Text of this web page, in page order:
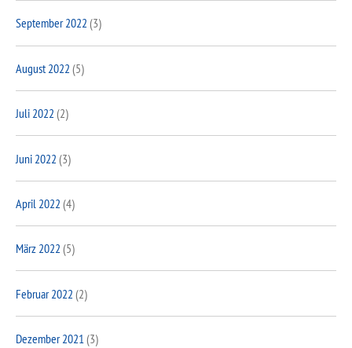
September 2022 (3)
August 2022 (5)
Juli 2022 (2)
Juni 2022 (3)
April 2022 (4)
März 2022 (5)
Februar 2022 (2)
Dezember 2021(3)